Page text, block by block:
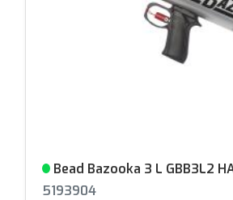
Varastossa
Bead Bazooka 3 L GBB3L2
5193904